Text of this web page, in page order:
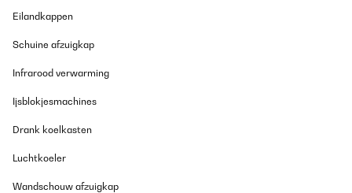
qualitatif, en particulier grâce à son socle en bois.
Utilisateur d'Amazon
Abkühlung. Super einfach zusammen zu bauen und Wasserfluss
Nutzen die Dusche nicht nur nach dem Poolgang auch mal so um
Eilandkappen
Schuine afzuigkap
Infrarood verwarming
Ijsblokjesmachines
Drank koelkasten
Luchtkoeler
Wandschouw afzuigkap